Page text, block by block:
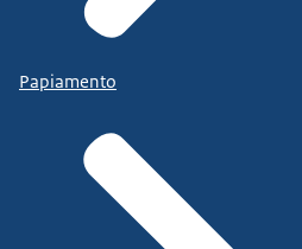
Papiamento